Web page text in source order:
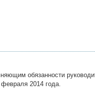
обязанности
2014 года.